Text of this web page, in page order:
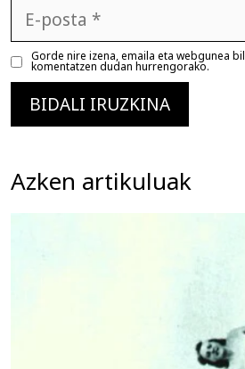
posta
Gorde nire izena, emaila eta webgunea
komentatzen dudan hurrengorako.
Azken artikuluak